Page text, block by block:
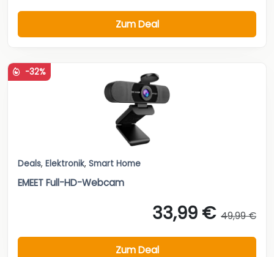
Zum Deal
-32%
Deals, Elektronik, Smart Home
EMEET Full-HD-Webcam
33,99 € 49,99 €
Zum Deal